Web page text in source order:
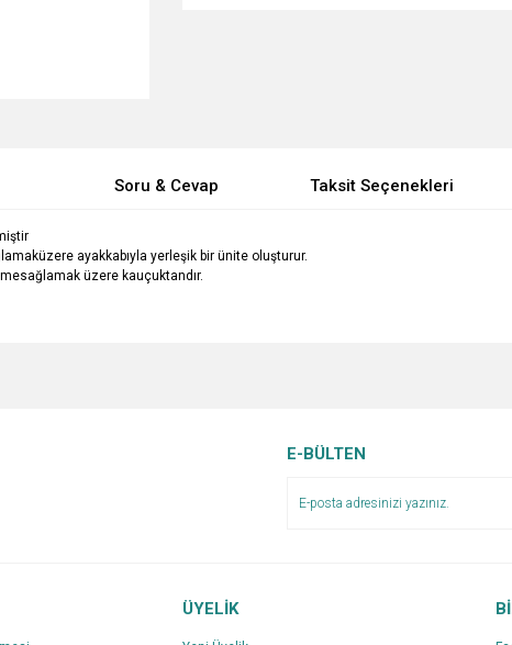
Soru & Cevap Taksit Seçenekleri
ayakkabıyla yerleşik bir ünite oluşturur.
üzere kauçuktandır.
E-BÜLTEN
ÜYELİK